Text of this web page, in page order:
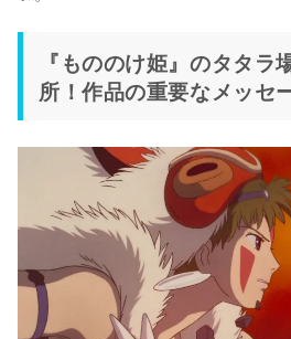
『もののけ姫』のタタラ
所！作品の重要なメッセ